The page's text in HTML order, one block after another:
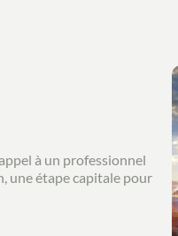
à un professionnel
une étape capitale pour